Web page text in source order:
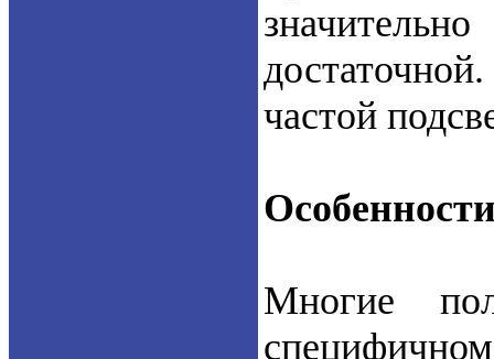
частой
Многие